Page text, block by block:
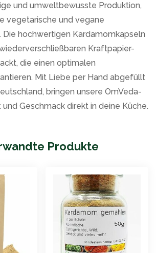
und umweltbewusste Produktion,
vegetarische und vegane
Die hochwertigen Kardamomkapseln
Kraftpapier-
die einen optimalen
Mit Liebe per Hand abgefüllt
bringen unsere OmVeda-
Geschmack direkt in deine Küche.
Produkte